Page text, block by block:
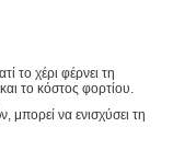
το χέρι φέρνει τη
το κόστος φορτίου.
μπορεί να ενισχύσει τη